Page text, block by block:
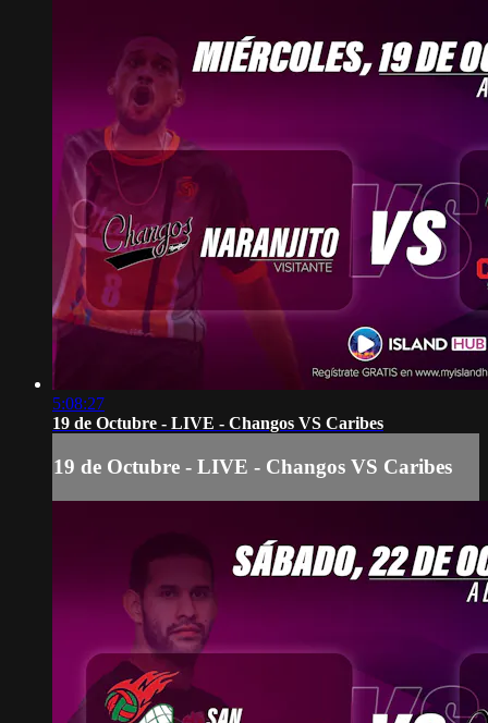
5:08:27
19 de Octubre - LIVE - Changos VS Caribes
19 de Octubre - LIVE - Changos VS Caribes